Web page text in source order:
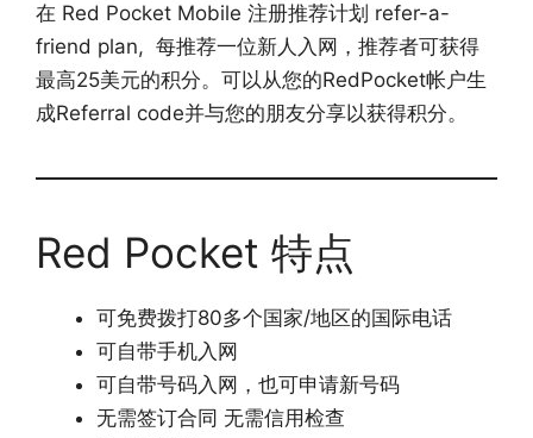
在 Red Pocket Mobile 注册推荐计划 refer-a-
friend plan, 每推荐一位新人入网，推荐者可获得
最高25美元的积分。可以从您的RedPocket帐户生
成Referral code并与您的朋友分享以获得积分。
Red Pocket 特点
可免费拨打80多个国家/地区的国际电话
可自带手机入网
可自带号码入网，也可申请新号码
无需签订合同 无需信用检查